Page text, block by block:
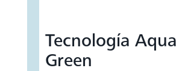
Tecnología Aqua
Green